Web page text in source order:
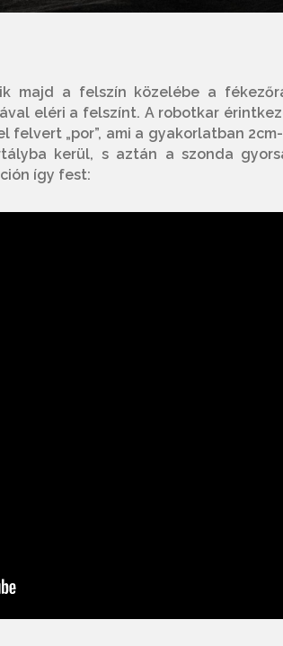
majd a felszín közelébe a
eléri a felszínt. A robotkar
felvert „por”, ami a gyakorlatban
kerül, s aztán a szonda
így fest: